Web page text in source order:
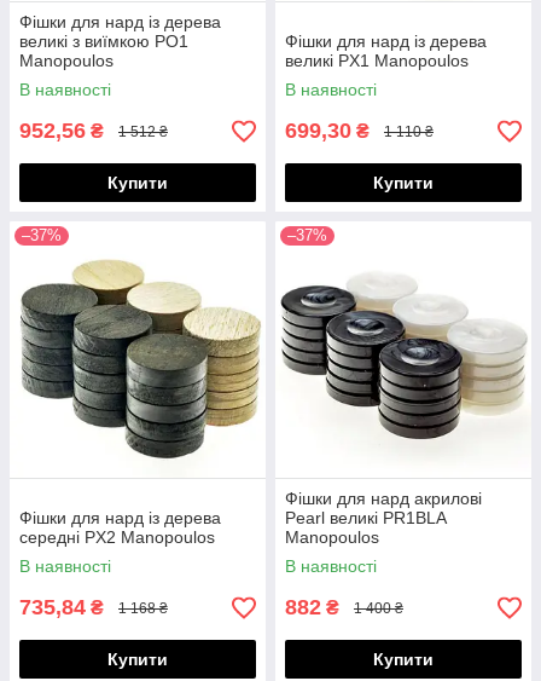
Фішки для нард із дерева
великі з виїмкою PO1
Manopoulos
В наявності
952,56 ₴ 1 512 ₴
Купити
Фішки для нард із дерева
великі PX1 Manopoulos
В наявності
699,30 ₴ 1 110 ₴
Купити
–37%
Фішки для нард із дерева
середні PX2 Manopoulos
В наявності
735,84 ₴ 1 168 ₴
Купити
–37%
Фішки для нард акрилові
Pearl великі PR1BLA
Manopoulos
В наявності
882 ₴ 1 400 ₴
Купити